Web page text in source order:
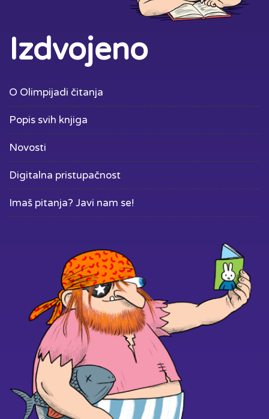
Izdvojeno
O Olimpijadi čitanja
Popis svih knjiga
Novosti
Digitalna pristupačnost
Imaš pitanja? Javi nam se!